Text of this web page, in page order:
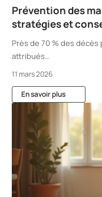
Prévention des
stratégies et
Près de 70 % des
attribués…
11 mars 2026
En savoir plus